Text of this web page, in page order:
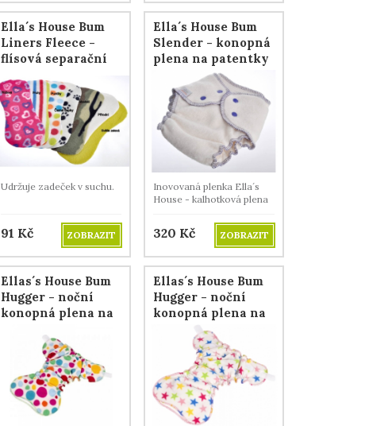
Ella´s House Bum
Liners Fleece -
flísová separační
Udržuje zadeček v suchu.
91 Kč ZOBRAZIT
Ella´s House Bum
Slender - konopná
plena na patentky
Inovovaná plenka Ella´s
House - kalhotková plena
320 Kč ZOBRAZIT
Ellas´s House Bum
Hugger - noční
konopná plena na
Ellas´s House Bum
Hugger - noční
konopná plena na
suchý zip - Stars